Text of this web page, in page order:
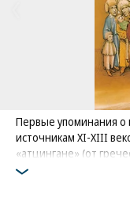
Первые упоминания о
источникам ХI-XIII
«атцингане» (от
них как